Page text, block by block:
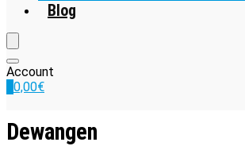
Blog
Account
0,00€
Dewangen